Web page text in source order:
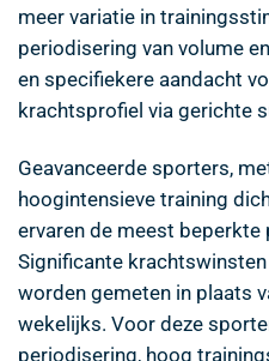
meer variatie in
periodisering van volume
en specifiekere aandacht
krachtsprofiel via gerichte
Geavanceerde sporters,
hoogintensieve training
ervaren de meest beperkte
Significante
worden gemeten in plaats
wekelijks. Voor deze
periodisering, hoog